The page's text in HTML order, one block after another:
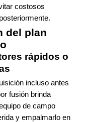
costosos
del plan
rápidos o
incluso antes
fusión brinda
de campo
y empalmarlo en